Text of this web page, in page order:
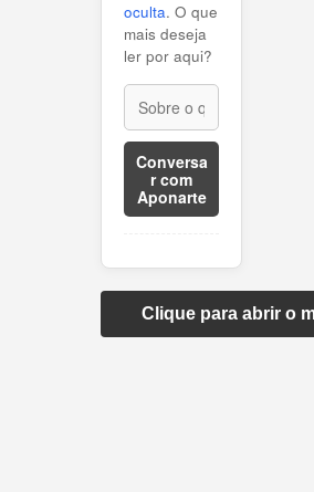
oculta. O que
mais deseja
ler por aqui?
Conversa
r com
Aponarte
Clique para abrir o